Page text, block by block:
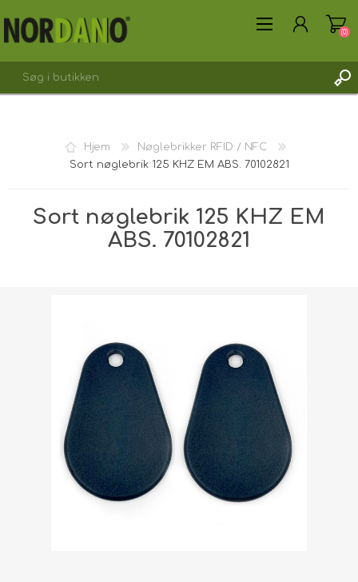
(0)
Hjem
Nøglebrikker RFID / NFC
Sort nøglebrik 125 KHZ EM ABS. 70102821
Sort nøglebrik 125 KHZ EM
ABS. 70102821